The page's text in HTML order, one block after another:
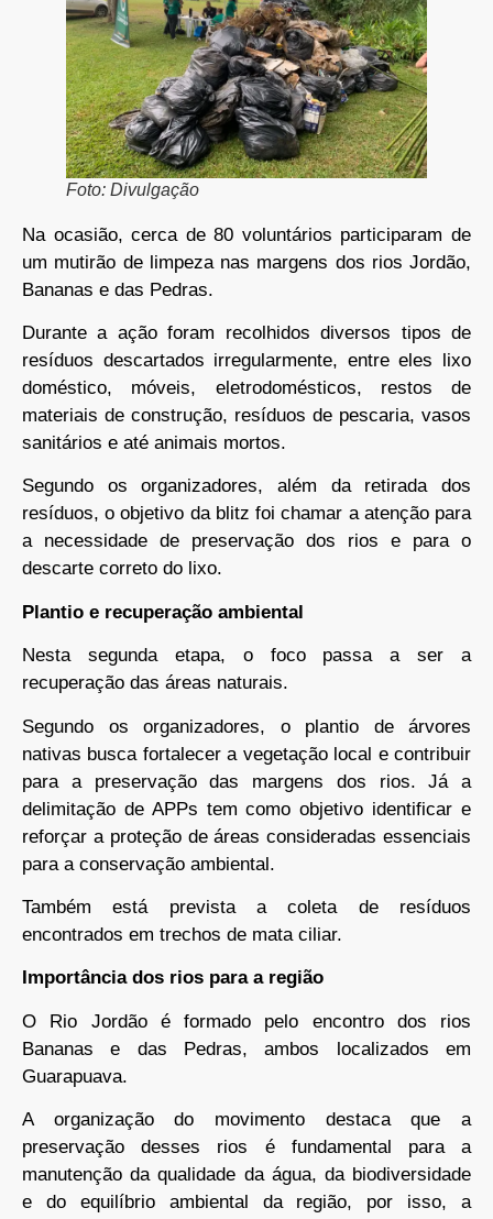
Foto: Divulgação
Na ocasião, cerca de 80 voluntários participaram de
um mutirão de limpeza nas margens dos rios Jordão,
Bananas e das Pedras.
Durante a ação foram recolhidos diversos tipos de
resíduos descartados irregularmente, entre eles lixo
doméstico, móveis, eletrodomésticos, restos de
materiais de construção, resíduos de pescaria, vasos
sanitários e até animais mortos.
Segundo os organizadores, além da retirada dos
resíduos, o objetivo da blitz foi chamar a atenção para
a necessidade de preservação dos rios e para o
descarte correto do lixo.
Plantio e recuperação ambiental
Nesta segunda etapa, o foco passa a ser a
recuperação das áreas naturais.
Segundo os organizadores, o plantio de árvores
nativas busca fortalecer a vegetação local e contribuir
para a preservação das margens dos rios. Já a
delimitação de APPs tem como objetivo identificar e
reforçar a proteção de áreas consideradas essenciais
para a conservação ambiental.
Também está prevista a coleta de resíduos
encontrados em trechos de mata ciliar.
Importância dos rios para a região
O Rio Jordão é formado pelo encontro dos rios
Bananas e das Pedras, ambos localizados em
Guarapuava.
A organização do movimento destaca que a
preservação desses rios é fundamental para a
manutenção da qualidade da água, da biodiversidade
e do equilíbrio ambiental da região, por isso, a